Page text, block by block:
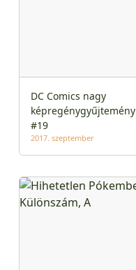
DC Comics nagy
képregénygyűjtemény
#19
2017. szeptember